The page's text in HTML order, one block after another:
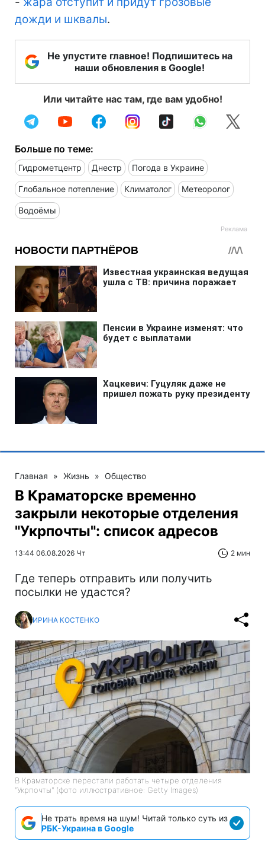
дожди и шквалы.
Не упустите главное! Подпишитесь на
наши обновления в Google!
Или читайте нас там, где вам удобно!
Больше по теме:
Гидрометцентр Днестр Погода в Украине
Глобальное потепление Климатолог Метеоролог
Водоёмы
Главная » Жизнь » Общество
В Краматорске временно
закрыли некоторые отделения
"Укрпочты": список адресов
13:44 06.08.2026 Чт 2 мин
Где теперь отправить или получить
посылки не удастся?
ИРИНА КОСТЕНКО
В Краматорске перестали работать четыре отделения
"Укрпочты" (фото иллюстративное: Getty Images)
Не трать время на шум! Читай только суть из
РБК-Украина в Google